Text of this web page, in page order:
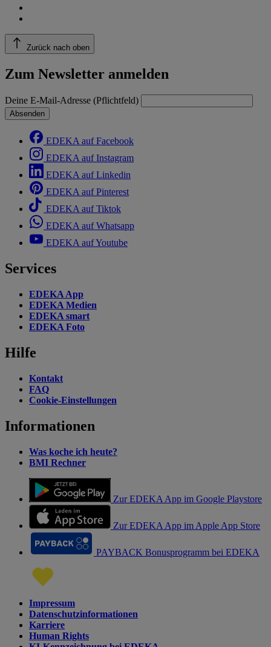
Zurück nach oben
Zum Newsletter anmelden
Deine E-Mail-Adresse (Pflichtfeld)
Absenden
EDEKA auf Facebook
EDEKA auf Instagram
EDEKA auf Linkedin
EDEKA auf Pinterest
EDEKA auf Tiktok
EDEKA auf Whatsapp
EDEKA auf Youtube
Services
EDEKA App
EDEKA Medien
EDEKA smart
EDEKA Foto
Hilfe
Kontakt
FAQ
Cookie-Einstellungen
Informationen
Was koche ich heute?
BMI Rechner
Zur EDEKA App im Google Playstore
Zur EDEKA App im Apple App Store
PAYBACK Bonusprogramm bei EDEKA
Impressum
Datenschutzinformationen
Karriere
Human Rights